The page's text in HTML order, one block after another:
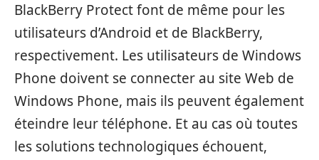
BlackBerry Protect font de même pour les
utilisateurs d’Android et de BlackBerry,
respectivement. Les utilisateurs de Windows
Phone doivent se connecter au site Web de
Windows Phone, mais ils peuvent également
éteindre leur téléphone. Et au cas où toutes
les solutions technologiques échouent,